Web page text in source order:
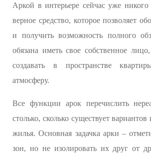
Аркой в интерьере сейчас уже
верное средство, которое позволяет
и получить возможность полного
обязана иметь свое собственное
создавать в пространстве
атмосферу.
Все функции арок перечислить
столько, сколько существует
жилья. Основная задачка арки –
зон, но не изолировать их друг от